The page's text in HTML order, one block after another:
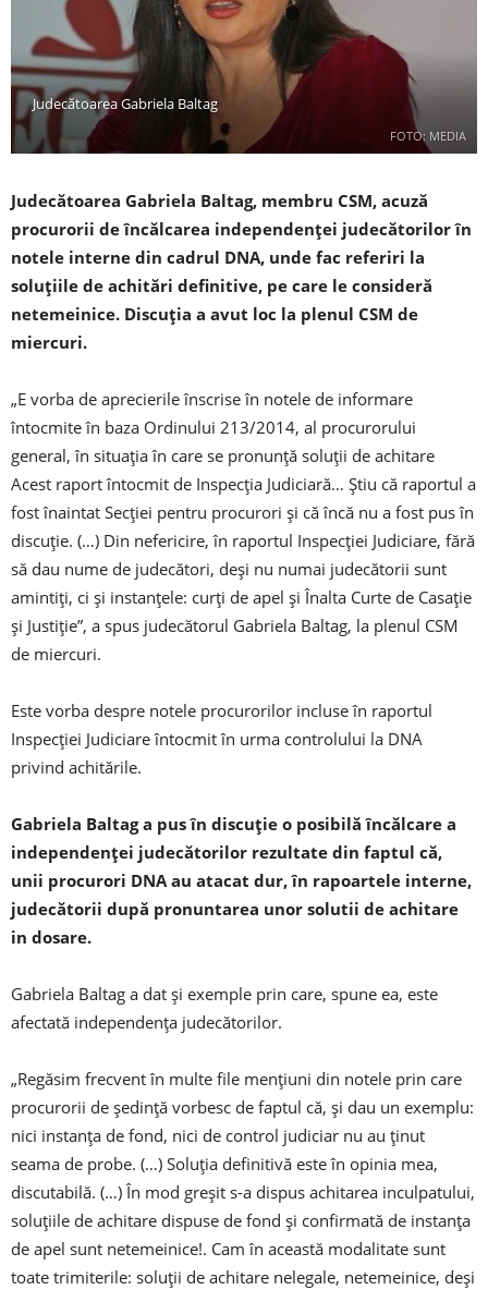
FOTO: MEDIA
Judecătoarea Gabriela Baltag
Judecătoarea Gabriela Baltag, membru CSM, acuză
procurorii de încălcarea independenţei judecătorilor în
notele interne din cadrul DNA, unde fac referiri la
soluţiile de achitări definitive, pe care le consideră
netemeinice. Discuţia a avut loc la plenul CSM de
miercuri.
„E vorba de aprecierile înscrise în notele de informare
întocmite în baza Ordinului 213/2014, al procurorului
general, în situaţia în care se pronunţă soluţii de achitare
Acest raport întocmit de Inspecţia Judiciară… Ştiu că raportul a
fost înaintat Secţiei pentru procurori şi că încă nu a fost pus în
discuţie. (…) Din nefericire, în raportul Inspecției Judiciare, fără
să dau nume de judecători, deşi nu numai judecătorii sunt
amintiţi, ci şi instanţele: curţi de apel şi Înalta Curte de Casaţie
şi Justiţie”, a spus judecătorul Gabriela Baltag, la plenul CSM
de miercuri.
Este vorba despre notele procurorilor incluse în raportul
Inspecţiei Judiciare întocmit în urma controlului la DNA
privind achitările.
Gabriela Baltag a pus în discuţie o posibilă încălcare a
independenţei judecătorilor rezultate din faptul că,
unii procurori DNA au atacat dur, în rapoartele interne,
judecătorii după pronuntarea unor solutii de achitare
in dosare.
Gabriela Baltag a dat şi exemple prin care, spune ea, este
afectată independenţa judecătorilor.
„Regăsim frecvent în multe file menţiuni din notele prin care
procurorii de şedinţă vorbesc de faptul că, şi dau un exemplu:
nici instanţa de fond, nici de control judiciar nu au ţinut
seama de probe. (…) Soluţia definitivă este în opinia mea,
discutabilă. (…) În mod greşit s-a dispus achitarea inculpatului,
soluţiile de achitare dispuse de fond şi confirmată de instanţa
de apel sunt netemeinice!. Cam în această modalitate sunt
toate trimiterile: soluţii de achitare nelegale, netemeinice, deşi